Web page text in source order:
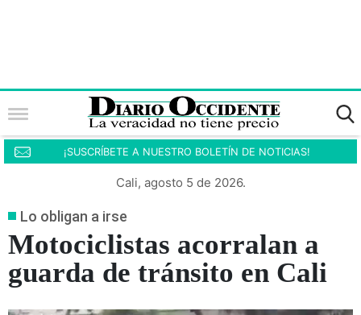
¡SUSCRÍBETE A NUESTRO BOLETÍN DE NOTICIAS!
Cali, agosto 5 de 2026.
Lo obligan a irse
Motociclistas acorralan a
guarda de tránsito en Cali